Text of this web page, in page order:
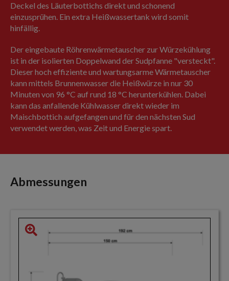
Deckel des Läuterbottichs direkt und schonend
einzusprühen. Ein extra Heißwassertank wird somit
hinfällig.
Der eingebaute Röhrenwärmetauscher zur Würzekühlung
ist in der isolierten Doppelwand der Sudpfanne "versteckt".
Dieser hoch effiziente und wartungsarme Wärmetauscher
kann mittels Brunnenwasser die Heißwürze in nur 30
Minuten von 96 °C auf rund 18 °C herunterkühlen. Dabei
kann das anfallende Kühlwasser direkt wieder im
Maischbottich aufgefangen und für den nächsten Sud
verwendet werden, was Zeit und Energie spart.
Abmessungen